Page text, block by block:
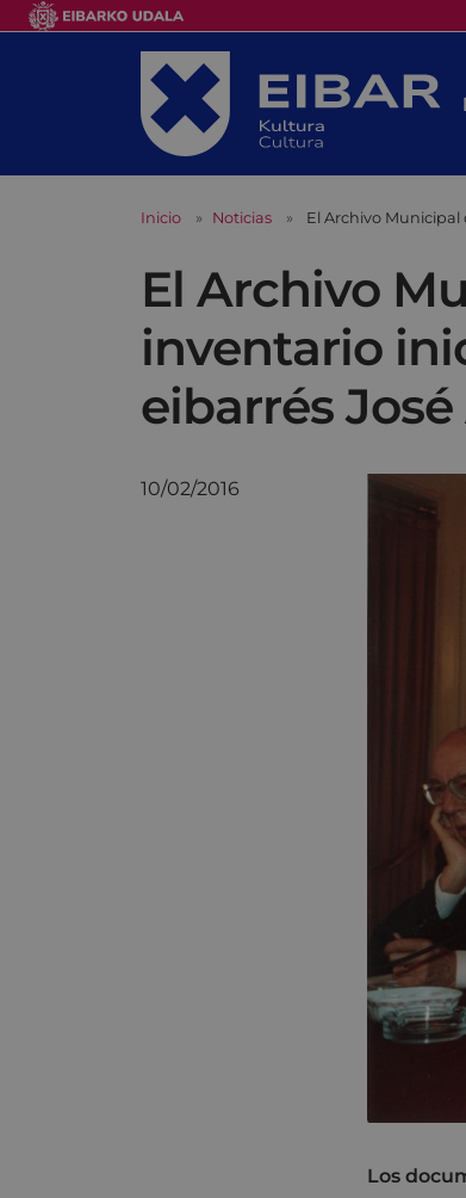
Inicio Noticias El Archivo
El Archivo
inventario
eibarrés
10/02/2016
Los